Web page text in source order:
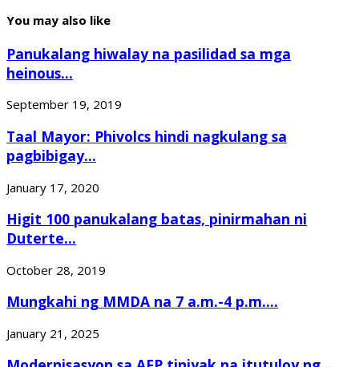
You may also like
Panukalang hiwalay na pasilidad sa mga
heinous...
September 19, 2019
Taal Mayor: Phivolcs hindi nagkulang sa
pagbibigay...
January 17, 2020
Higit 100 panukalang batas, pinirmahan ni
Duterte...
October 28, 2019
Mungkahi ng MMDA na 7 a.m.-4 p.m....
January 21, 2025